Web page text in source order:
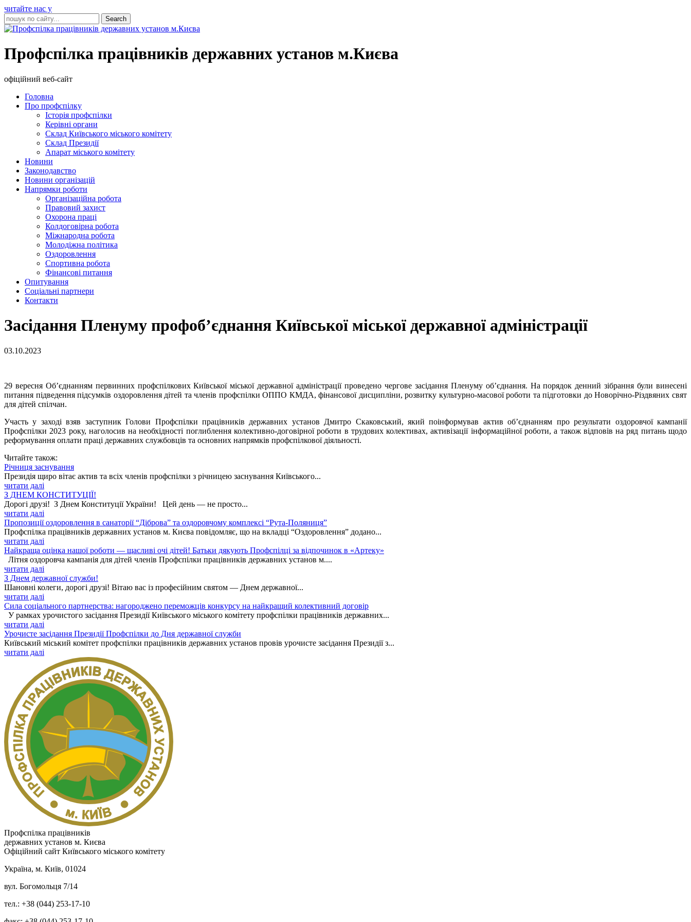
читайте нас у
Профспілка працівників державних установ м.Києва
офіційний веб-сайт
Головна
Про профспілку
Історія профспілки
Керівні органи
Склад Київського міського комітету
Склад Президії
Апарат міського комітету
Новини
Законодавство
Новини організацій
Напрямки роботи
Організаційна робота
Правовий захист
Охорона праці
Колдоговірна робота
Міжнародна робота
Молодіжна політика
Оздоровлення
Спортивна робота
Фінансові питання
Опитування
Соціальні партнери
Контакти
Засідання Пленуму профоб’єднання Київської міської державної адміністрації
03.10.2023
29 вересня Об’єднанням первинних профспілкових Київської міської державної адміністрації проведено чергове засідання Пленуму об’єднання. На порядок денний зібрання були винесені
питання підведення підсумків оздоровлення дітей та членів профспілки ОППО КМДА, фінансової дисципліни, розвитку культурно-масової роботи та підготовки до Новорічно-Різдвяних свят
для дітей спілчан.
Участь у заході взяв заступник Голови Профспілки працівників державних установ Дмитро Скаковський, який поінформував актив об’єднанням про результати оздоровчої кампанії
Профспілки 2023 року, наголосив на необхідності поглиблення колективно-договірної роботи в трудових колективах, активізації інформаційної роботи, а також відповів на ряд питань щодо
реформування оплати праці державних службовців та основних напрямків профспілкової діяльності.
Читайте також:
Річниця заснування
Президія щиро вітає актив та всіх членів профспілки з річницею заснування Київського...
читати далі
З ДНЕМ КОНСТИТУЦІЇ!
Дорогі друзі! З Днем Конституції України! Цей день — не просто...
читати далі
Пропозиції оздоровлення в санаторії “Діброва” та оздоровчому комплексі “Рута-Поляниця”
Профспілка працівників державних установ м. Києва повідомляє, що на вкладці “Оздоровлення” додано...
читати далі
Найкраща оцінка нашої роботи — щасливі очі дітей! Батьки дякують Профспілці за відпочинок в «Артеку»
Літня оздоровча кампанія для дітей членів Профспілки працівників державних установ м....
читати далі
З Днем державної служби!
Шановні колеги, дорогі друзі! Вітаю вас із професійним святом — Днем державної...
читати далі
Сила соціального партнерства: нагороджено переможців конкурсу на найкращий колективний договір
У рамках урочистого засідання Президії Київського міського комітету профспілки працівників державних...
читати далі
Урочисте засідання Президії Профспілки до Дня державної служби
Київський міський комітет профспілки працівників державних установ провів урочисте засідання Президії з...
читати далі
Профспілка працівників
державних установ м. Києва
Офіційний сайт Київського міського комітету
Україна, м. Київ, 01024
вул. Богомольця 7/14
тел.: +38 (044) 253-17-10